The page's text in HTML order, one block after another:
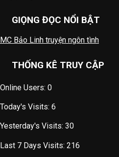
GIỌNG ĐỌC NỔI BẬT
MC Bảo Linh truyện ngôn tình
THỐNG KÊ TRUY CẬP
Online Users: 0
Today's Visits: 6
Yesterday's Visits: 30
Last 7 Days Visits: 216